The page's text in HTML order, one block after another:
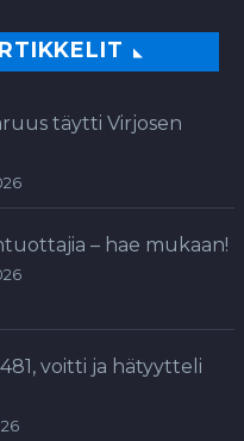
täytti Virjosen
– hae mukaan!
voitti ja hätyytteli